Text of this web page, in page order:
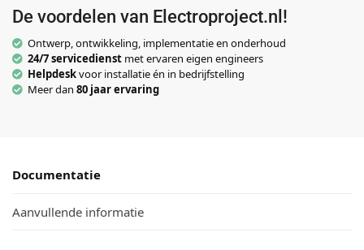
De voordelen van Electroproject.nl!
Ontwerp, ontwikkeling, implementatie en onderhoud
24/7 servicedienst met ervaren eigen engineers
Helpdeskvoor installatie én in bedrijfstelling
Meer dan 80 jaar ervaring
Documentatie
Aanvullende informatie